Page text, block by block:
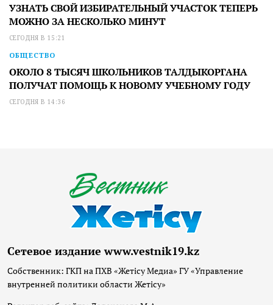
УЗНАТЬ СВОЙ ИЗБИРАТЕЛЬНЫЙ УЧАСТОК ТЕПЕРЬ
МОЖНО ЗА НЕСКОЛЬКО МИНУТ
СЕГОДНЯ В 15:21
ОБЩЕСТВО
ОКОЛО 8 ТЫСЯЧ ШКОЛЬНИКОВ ТАЛДЫКОРГАНА
ПОЛУЧАТ ПОМОЩЬ К НОВОМУ УЧЕБНОМУ ГОДУ
СЕГОДНЯ В 14:36
Сетевое издание www.vestnik19.kz
Собственник: ГКП на ПХВ «Жетісу Медиа» ГУ «Управление
внутренней политики области Жетісу»